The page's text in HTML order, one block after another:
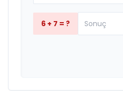
6 + 7 = ?